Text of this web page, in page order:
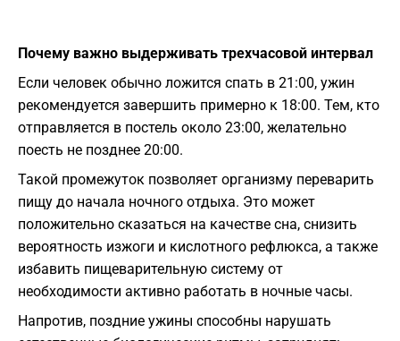
Почему важно выдерживать трехчасовой интервал
Если человек обычно ложится спать в 21:00, ужин
рекомендуется завершить примерно к 18:00. Тем, кто
отправляется в постель около 23:00, желательно
поесть не позднее 20:00.
Такой промежуток позволяет организму переварить
пищу до начала ночного отдыха. Это может
положительно сказаться на качестве сна, снизить
вероятность изжоги и кислотного рефлюкса, а также
избавить пищеварительную систему от
необходимости активно работать в ночные часы.
Напротив, поздние ужины способны нарушать